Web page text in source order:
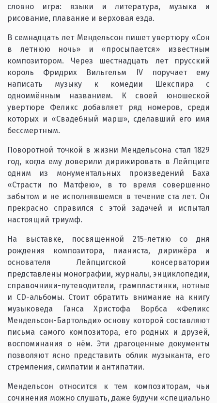
словно игра: языки и литература, музыка и
рисование, плавание и верховая езда.
В семнадцать лет Мендельсон пишет увертюру «Сон
в летнюю ночь» и «просыпается» известным
композитором. Через шестнадцать лет прусский
король Фридрих Вильгельм IV поручает ему
написать музыку к комедии Шекспира с
одноимённым названием. К своей юношеской
увертюре Феликс добавляет ряд номеров, среди
которых и «Свадебный марш», сделавший его имя
бессмертным.
Поворотной точкой в жизни Мендельсона стал 1829
год, когда ему доверили дирижировать в Лейпциге
одним из монументальных произведений Баха
«Страсти по Матфею», в то время совершенно
забытом и не исполнявшемся в течение ста лет. Он
прекрасно справился с этой задачей и испытал
настоящий триумф.
На выставке, посвященной 215-летию со дня
рождения композитора, пианиста, дирижёра и
основателя Лейпцигской консерватории
представлены монографии, журналы, энциклопедии,
справочники-путеводители, грампластинки, нотные
и CD-альбомы. Стоит обратить внимание на книгу
музыковеда Ганса Христофа Ворбса «Феликс
Мендельсон-Бартольди» основу которой составляют
письма самого композитора, его родных и друзей,
воспоминания о нём. Эти драгоценные документы
позволяют ясно представить облик музыканта, его
стремления, симпатии и антипатии.
Мендельсон относится к тем композиторам, чьи
сочинения можно слушать, даже будучи «специально